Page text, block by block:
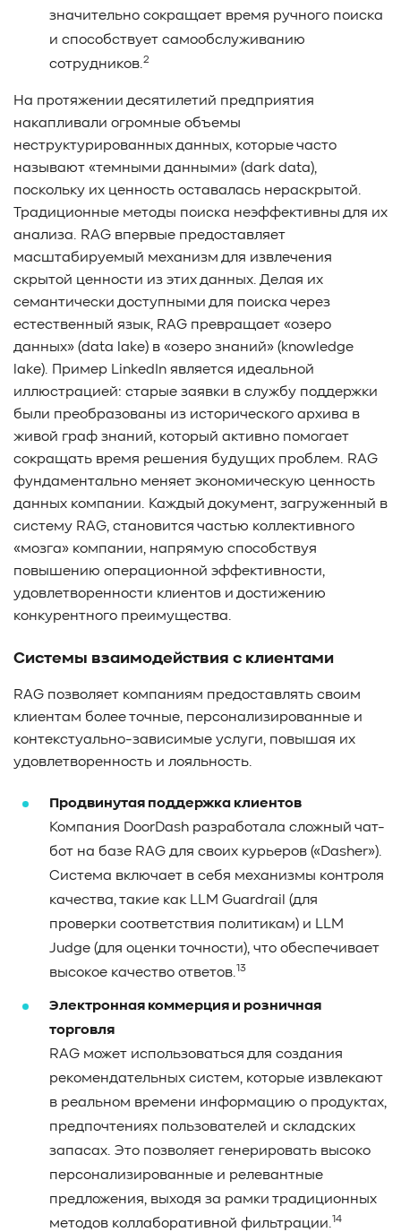
значительно сокращает время ручного поиска
и способствует самообслуживанию
сотрудников.2
На протяжении десятилетий предприятия
накапливали огромные объемы
неструктурированных данных, которые часто
называют «темными данными» (dark data),
поскольку их ценность оставалась нераскрытой.
Традиционные методы поиска неэффективны для их
анализа. RAG впервые предоставляет
масштабируемый механизм для извлечения
скрытой ценности из этих данных. Делая их
семантически доступными для поиска через
естественный язык, RAG превращает «озеро
данных» (data lake) в «озеро знаний» (knowledge
lake). Пример LinkedIn является идеальной
иллюстрацией: старые заявки в службу поддержки
были преобразованы из исторического архива в
живой граф знаний, который активно помогает
сокращать время решения будущих проблем. RAG
фундаментально меняет экономическую ценность
данных компании. Каждый документ, загруженный в
систему RAG, становится частью коллективного
«мозга» компании, напрямую способствуя
повышению операционной эффективности,
удовлетворенности клиентов и достижению
конкурентного преимущества.
Системы взаимодействия с клиентами
RAG позволяет компаниям предоставлять своим
клиентам более точные, персонализированные и
контекстуально-зависимые услуги, повышая их
удовлетворенность и лояльность.
Продвинутая поддержка клиентов
Компания DoorDash разработала сложный чат-
бот на базе RAG для своих курьеров («Dasher»).
Система включает в себя механизмы контроля
качества, такие как LLM Guardrail (для
проверки соответствия политикам) и LLM
Judge (для оценки точности), что обеспечивает
высокое качество ответов.13
Электронная коммерция и розничная
торговля
RAG может использоваться для создания
рекомендательных систем, которые извлекают
в реальном времени информацию о продуктах,
предпочтениях пользователей и складских
запасах. Это позволяет генерировать высоко
персонализированные и релевантные
предложения, выходя за рамки традиционных
методов коллаборативной фильтрации.14